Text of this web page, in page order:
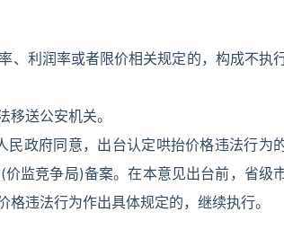
、利润率或者限价相关规定的，构成不执
送公安机关。
政府同意，出台认定哄抬价格违法行为
监竞争局)备案。在本意见出台前，省级
违法行为作出具体规定的，继续执行。